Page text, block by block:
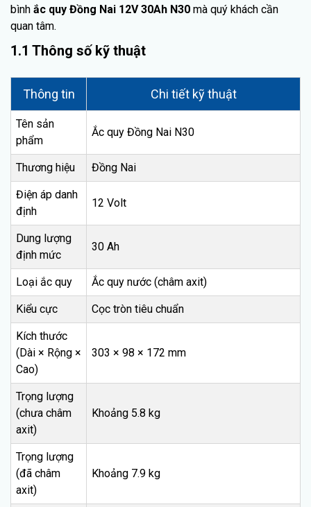
bình ắc quy Đồng Nai 12V 30Ah N30 mà quý khách cần
quan tâm.
1.1 Thông số kỹ thuật
Thông tin Chi tiết kỹ thuật
Tên sản
phẩm
Ắc quy Đồng Nai N30
Thương hiệu Đồng Nai
Điện áp danh
định
12 Volt
Dung lượng
định mức
30 Ah
Loại ắc quy Ắc quy nước (châm axit)
Kiểu cực Cọc tròn tiêu chuẩn
Kích thước
(Dài × Rộng ×
Cao)
303 × 98 × 172 mm
Trọng lượng
(chưa châm
axit)
Khoảng 5.8 kg
Trọng lượng
(đã châm
axit)
Khoảng 7.9 kg